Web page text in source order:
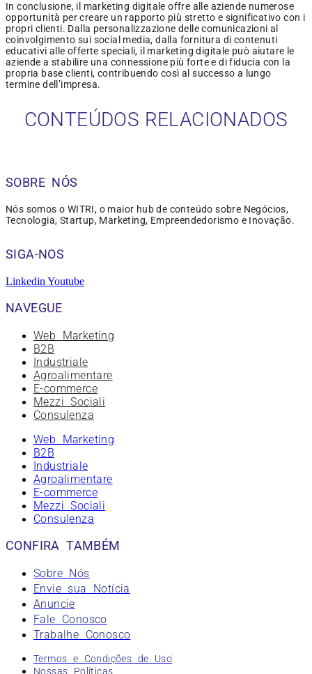
In conclusione, il marketing digitale offre alle aziende numerose
opportunità per creare un rapporto più stretto e significativo con i
propri clienti. Dalla personalizzazione delle comunicazioni al
coinvolgimento sui social media, dalla fornitura di contenuti
educativi alle offerte speciali, il marketing digitale può aiutare le
aziende a stabilire una connessione più forte e di fiducia con la
propria base clienti, contribuendo così al successo a lungo
termine dell’impresa.
CONTEÚDOS RELACIONADOS
SOBRE NÓS
Nós somos o WITRI, o maior hub de conteúdo sobre Negócios,
Tecnologia, Startup, Marketing, Empreendedorismo e Inovação.
SIGA-NOS
Linkedin Youtube
NAVEGUE
Web Marketing
B2B
Industriale
Agroalimentare
E-commerce
Mezzi Sociali
Consulenza
Web Marketing
B2B
Industriale
Agroalimentare
E-commerce
Mezzi Sociali
Consulenza
CONFIRA TAMBÉM
Sobre Nós
Envie sua Notícia
Anuncie
Fale Conosco
Trabalhe Conosco
Termos e Condições de Uso
Nossas Políticas